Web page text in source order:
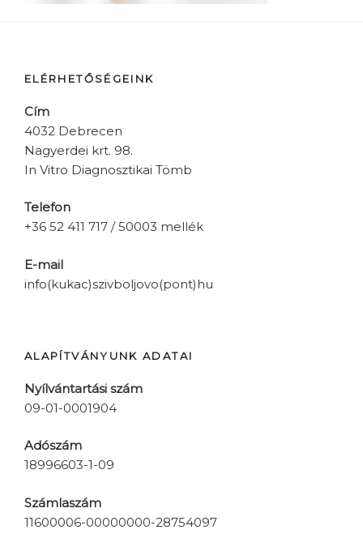
ELÉRHETŐSÉGEINK
Cím
4032 Debrecen
Nagyerdei krt. 98.
In Vitro Diagnosztikai Tömb
Telefon
+36 52 411 717 / 50003 mellék
E-mail
info(kukac)szivboljovo(pont)hu
ALAPÍTVÁNYUNK ADATAI
Nyílvántartási szám
09-01-0001904
Adószám
18996603-1-09
Számlaszám
11600006-00000000-28754097